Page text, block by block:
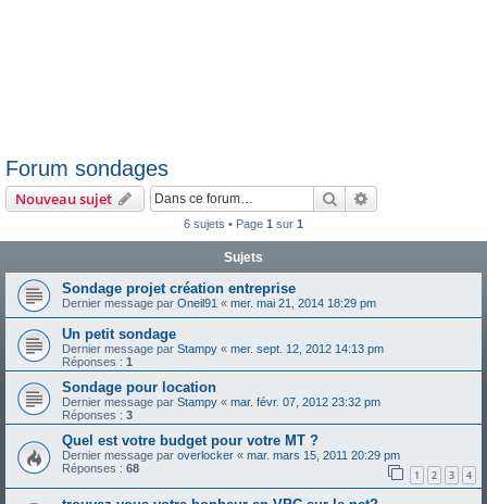
Forum sondages
Nouveau sujet Rechercher
6 sujets • Page 1 sur 1
Sujets
Sondage projet création entreprise
Dernier message par Oneil91 « mer. mai 21, 2014 18:29 pm
Un petit sondage
Dernier message par Stampy « mer. sept. 12, 2012 14:13 pm
Réponses : 1
Sondage pour location
Dernier message par Stampy « mar. févr. 07, 2012 23:32 pm
Réponses : 3
Quel est votre budget pour votre MT ?
Dernier message par overlocker « mar. mars 15, 2011 20:29 pm
Réponses : 68 1 2 3 4